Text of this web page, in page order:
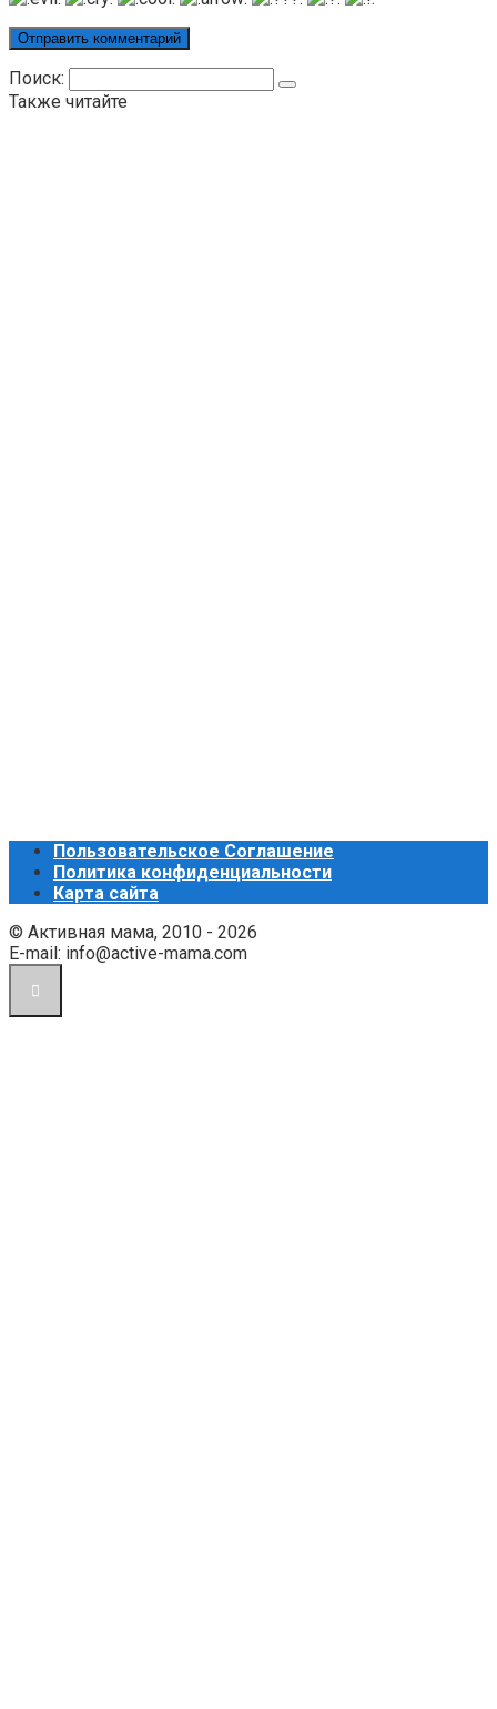
Поиск:
Также читайте
Пользовательское Соглашение
Политика конфиденциальности
Карта сайта
© Активная мама, 2010 - 2026
E-mail: info@active-mama.com